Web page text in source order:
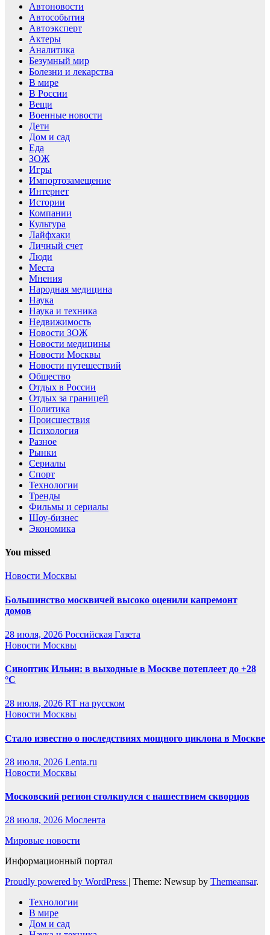
Автоновости
Автособытия
Автоэксперт
Актеры
Аналитика
Безумный мир
Болезни и лекарства
В мире
В России
Вещи
Военные новости
Дети
Дом и сад
Еда
ЗОЖ
Игры
Импортозамещение
Интернет
Истории
Компании
Культура
Лайфхаки
Личный счет
Люди
Места
Мнения
Народная медицина
Наука
Наука и техника
Недвижимость
Новости ЗОЖ
Новости медицины
Новости Москвы
Новости путешествий
Общество
Отдых в России
Отдых за границей
Политика
Происшествия
Психология
Разное
Рынки
Сериалы
Спорт
Технологии
Тренды
Фильмы и сериалы
Шоу-бизнес
Экономика
You missed
Новости Москвы
Большинство москвичей высоко оценили капремонт
домов
28 июля, 2026 Российская Газета
Новости Москвы
Синоптик Ильин: в выходные в Москве потеплеет до +28
°C
28 июля, 2026 RT на русском
Новости Москвы
Стало известно о последствиях мощного циклона в Москве
28 июля, 2026 Lenta.ru
Новости Москвы
Московский регион столкнулся с нашествием скворцов
28 июля, 2026 Мослента
Мировые новости
Информационный портал
Proudly powered by WordPress
Theme: Newsup by Themeansar.
Технологии
В мире
Дом и сад